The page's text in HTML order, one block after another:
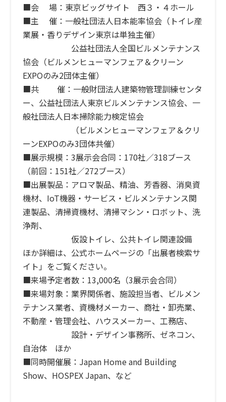
■会 場：東京ビッグサイト 西３・４ホール
■主 催：一般社団法人日本能率協会（トイレ産
業展・香りデザイン東京は単独主催）
公益社団法人全国ビルメンテナンス
協会（ビルメンヒューマンフェア＆クリーン
EXPOのみ2団体主催）
■共 催：一般財団法人建築物管理訓練センタ
ー、公益社団法人東京ビルメンテナンス協会、一
般社団法人日本掃除能力検定協会
（ビルメンヒューマンフェア＆クリ
ーンEXPOのみ3団体共催）
■展示規模：3展示会合同：170社／318ブース
（前回：151社／272ブース）
■出展製品：アロマ製品、精油、芳香器、消臭資
機材、IoT機器・サービス・ビルメンテナンス関
連製品、清掃資機材、清掃マシン・ロボット、洗
浄剤、
仮設トイレ、公共トイレ関連設備
ほか詳細は、公式ホームページの「出展者検索サ
イト」をご覧ください。
■来場予定者数：13,000名（3展示会合同）
■来場対象：業界関係者、施設担当者、ビルメン
テナンス業者、資機材メーカー、商社・卸売業、
不動産・管理会社、ハウスメーカー、工務店、
設計・デザイン事務所、ゼネコン、
自治体 ほか
■同時開催展：Japan Home and Building
Show、HOSPEX Japan、など